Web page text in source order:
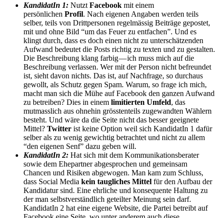
KandidatIn 1: Nutzt Facebook mit einem
persönlichen Profil. Nach eigenen Angaben werden teils
selber, teils von Drittpersonen regelmässig Beiträge gepostet,
mit und ohne Bild “um das Feuer zu entfachen”. Und es
klingt durch, dass es doch einen nicht zu unterschätzenden
Aufwand bedeutet die Posts richtig zu texten und zu gestalten.
Die Beschreibung klang farbig — ich muss mich auf die
Beschreibung verlassen. Wer mit der Person nicht befreundet
ist, sieht davon nichts. Das ist, auf Nachfrage, so durchaus
gewollt, als Schutz gegen Spam. Warum, so frage ich mich,
macht man sich die Mühe auf Facebook den ganzen Aufwand
zu betreiben? Dies in einem limitierten Umfeld, das
mutmasslich aus ohnehin grösstenteils zugewandten Wählern
besteht. Und wäre da die Seite nicht das besser geeignete
Mittel? Twitter ist keine Option weil sich KandidatIn 1 dafür
selber als zu wenig gewichtig betrachtet und nicht zu allem
“den eigenen Senf” dazu geben will.
KandidatIn 2: Hat sich mit dem Kommunikationsberater
sowie dem Ehepartner abgesprochen und gemeinsam
Chancen und Risiken abgewogen. Man kam zum Schluss,
dass Social Media kein taugliches Mittel für den Aufbau der
Kandidatur sind. Eine ehrliche und konsequente Haltung zu
der man selbstverständlich geteilter Meinung sein darf.
KandidatIn 2 hat eine eigene Website, die Partei betreibt auf